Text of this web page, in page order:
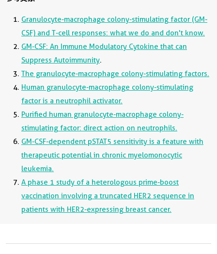
Granulocyte-macrophage colony-stimulating factor (GM-
CSF) and T-cell responses: what we do and don't know.
GM-CSF: An Immune Modulatory Cytokine that can
Suppress Autoimmunity.
The granulocyte-macrophage colony-stimulating factors.
Human granulocyte-macrophage colony-stimulating
factor is a neutrophil activator.
Purified human granulocyte-macrophage colony-
stimulating factor: direct action on neutrophils.
GM-CSF-dependent pSTAT5 sensitivity is a feature with
therapeutic potential in chronic myelomonocytic
leukemia.
A phase 1 study of a heterologous prime-boost
vaccination involving a truncated HER2 sequence in
patients with HER2-expressing breast cancer.